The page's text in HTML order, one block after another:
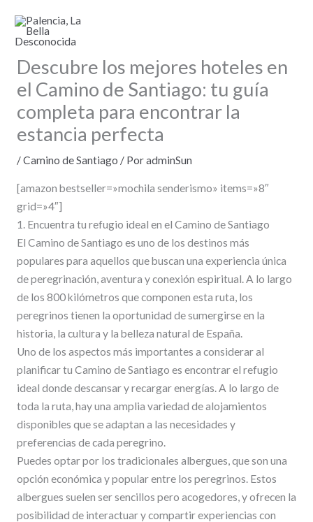
contenido
Descubre los mejores hoteles en
el Camino de Santiago: tu guía
completa para encontrar la
estancia perfecta
/Camino de Santiago / PoradminSun
[amazon bestseller=»mochila senderismo» items=»8″
grid=»4″]
1. Encuentra tu refugio ideal en el Camino de Santiago
El Camino de Santiago es uno de los destinos más
populares para aquellos que buscan una experiencia única
de peregrinación, aventura y conexión espiritual. A lo largo
de los 800 kilómetros que componen esta ruta, los
peregrinos tienen la oportunidad de sumergirse en la
historia, la cultura y la belleza natural de España.
Uno de los aspectos más importantes a considerar al
planificar tu Camino de Santiago es encontrar el refugio
ideal donde descansar y recargar energías. A lo largo de
toda la ruta, hay una amplia variedad de alojamientos
disponibles que se adaptan a las necesidades y
preferencias de cada peregrino.
Puedes optar por los tradicionales albergues, que son una
opción económica y popular entre los peregrinos. Estos
albergues suelen ser sencillos pero acogedores, y ofrecen la
posibilidad de interactuar y compartir experiencias con